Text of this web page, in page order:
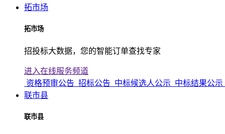
拓市场
拓市场
招投标大数据，您的智能订单查找专家
进入在线服务频道
资格预审公告 招标公告 中标候选人公示 中标结果公示
联市县
联市县